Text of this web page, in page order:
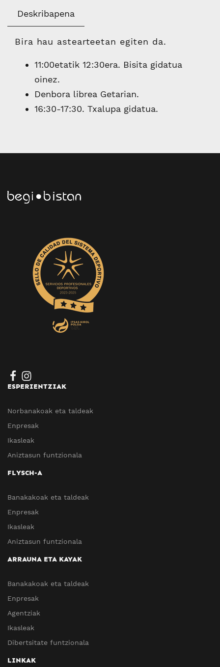
Deskribapena
Bira hau astearteetan egiten da.
11:00etatik 12:30era. Bisita gidatua
oinez.
Denbora librea Getarian.
16:30-17:30. Txalupa gidatua.
ESPERIENTZIAK
Norbanakoak eta taldeak
Enpresak
Ikasleak
Aniztasun funtzionala
FLYSCH-A
Banakakoak eta taldeak
Enpresak
Ikasleak
Aniztasun funtzionala
ARRAUNA ETA KAYAK
Banakakoak eta taldeak
Enpresak
Agentziak
Ikasleak
Dibertsitate funtzionala
LINKAK